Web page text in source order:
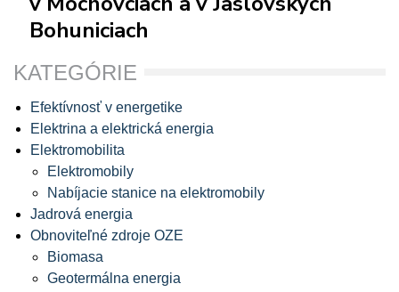
Bohuniciach
KATEGÓRIE
Efektívnosť v energetike
Elektrina a elektrická energia
Elektromobilita
Elektromobily
Nabíjacie stanice na elektromobily
Jadrová energia
Obnoviteľné zdroje OZE
Biomasa
Geotermálna energia